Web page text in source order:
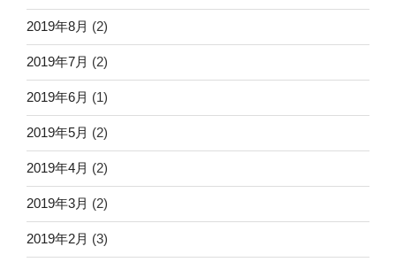
2019年8月 (2)
2019年7月 (2)
2019年6月 (1)
2019年5月 (2)
2019年4月 (2)
2019年3月 (2)
2019年2月 (3)